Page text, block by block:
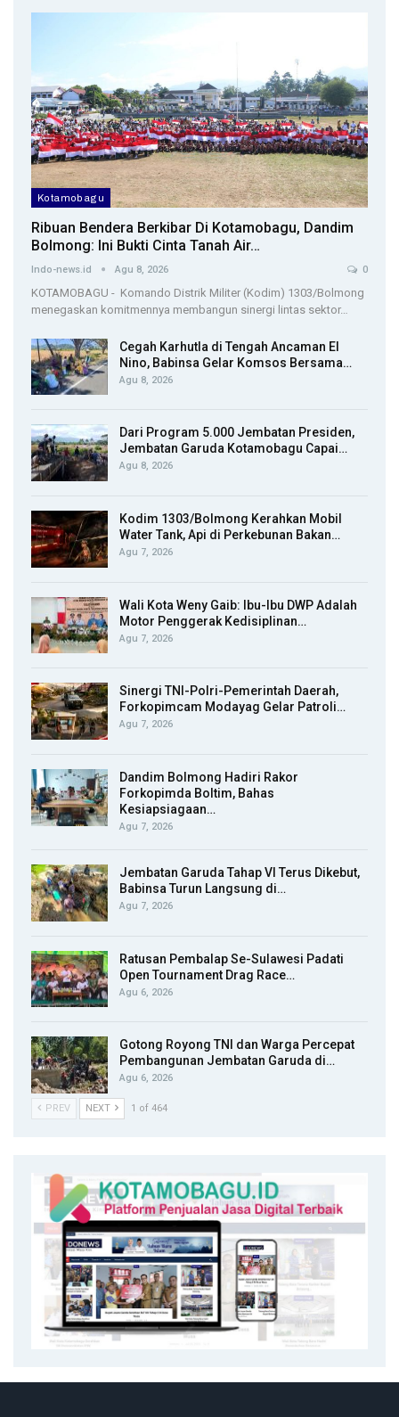
Kotamobagu
Ribuan Bendera Berkibar Di Kotamobagu, Dandim
Bolmong: Ini Bukti Cinta Tanah Air…
Indo-news.id Agu 8, 2026 0
KOTAMOBAGU - Komando Distrik Militer (Kodim) 1303/Bolmong
menegaskan komitmennya membangun sinergi lintas sektor…
Cegah Karhutla di Tengah Ancaman El
Nino, Babinsa Gelar Komsos Bersama…
Agu 8, 2026
Dari Program 5.000 Jembatan Presiden,
Jembatan Garuda Kotamobagu Capai…
Agu 8, 2026
Kodim 1303/Bolmong Kerahkan Mobil
Water Tank, Api di Perkebunan Bakan…
Agu 7, 2026
Wali Kota Weny Gaib: Ibu-Ibu DWP Adalah
Motor Penggerak Kedisiplinan…
Agu 7, 2026
Sinergi TNI-Polri-Pemerintah Daerah,
Forkopimcam Modayag Gelar Patroli…
Agu 7, 2026
Dandim Bolmong Hadiri Rakor
Forkopimda Boltim, Bahas
Kesiapsiagaan…
Agu 7, 2026
Jembatan Garuda Tahap VI Terus Dikebut,
Babinsa Turun Langsung di…
Agu 7, 2026
Ratusan Pembalap Se-Sulawesi Padati
Open Tournament Drag Race…
Agu 6, 2026
Gotong Royong TNI dan Warga Percepat
Pembangunan Jembatan Garuda di…
Agu 6, 2026
PREV NEXT 1 of 464